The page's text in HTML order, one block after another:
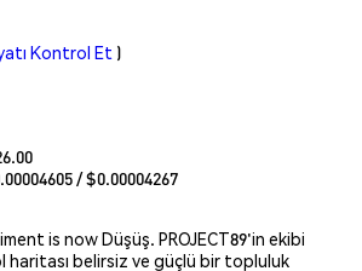
Kontrol Et )
/ $0.00004267
is now Düşüş. PROJECT89'in ekibi
belirsiz ve güçlü bir topluluk